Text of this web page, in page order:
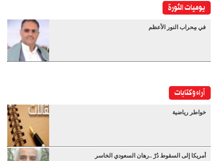
يوميات الثورة
في مِحراب النور الأعظم
آراء وكتابات
خواطر رياضية
أمريكا إلى السقوط دُرْ ..رهان السعودي الخاسر